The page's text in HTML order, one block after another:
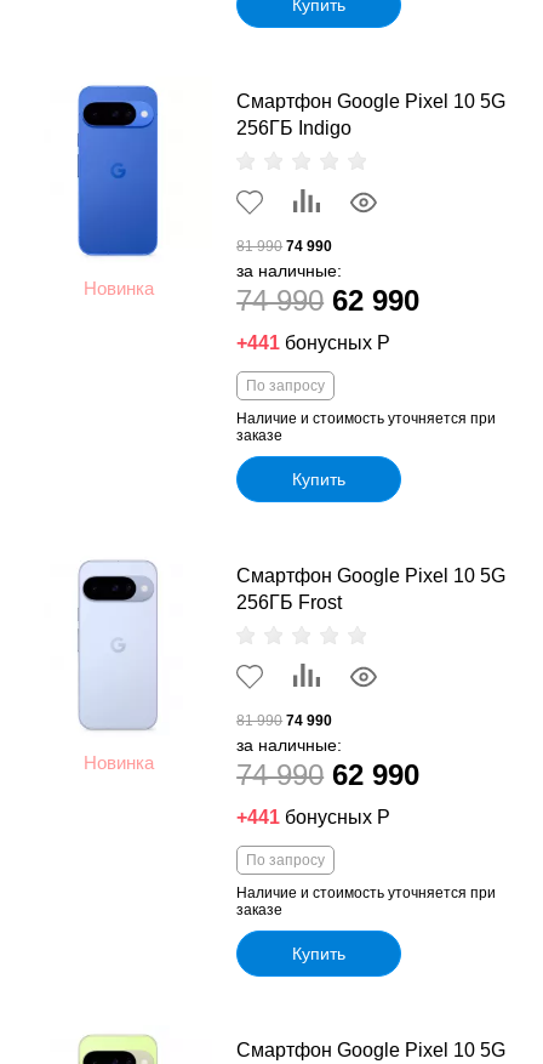
Купить
Новинка
Смартфон Google Pixel 10 5G
256ГБ Indigo
81 990 74 990
за наличные:
74 990 62 990
+441 бонусных Р
По запросу
Наличие и стоимость уточняется при
заказе
Купить
Новинка
Смартфон Google Pixel 10 5G
256ГБ Frost
81 990 74 990
за наличные:
74 990 62 990
+441 бонусных Р
По запросу
Наличие и стоимость уточняется при
заказе
Купить
Смартфон Google Pixel 10 5G